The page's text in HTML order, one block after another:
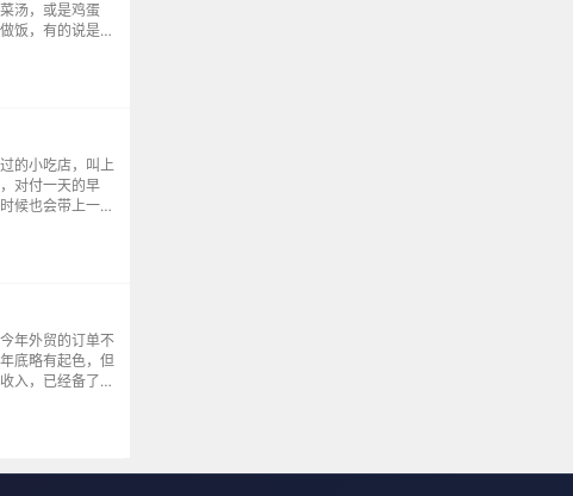
汤，或是鸡蛋
饭，有的说是自
失再上锅，然而
的小吃店，叫上
对付一天的早
候也会带上一家
很少出去吃早
年外贸的订单不
底略有起色，但
入，已经备了不
到了自己的肩